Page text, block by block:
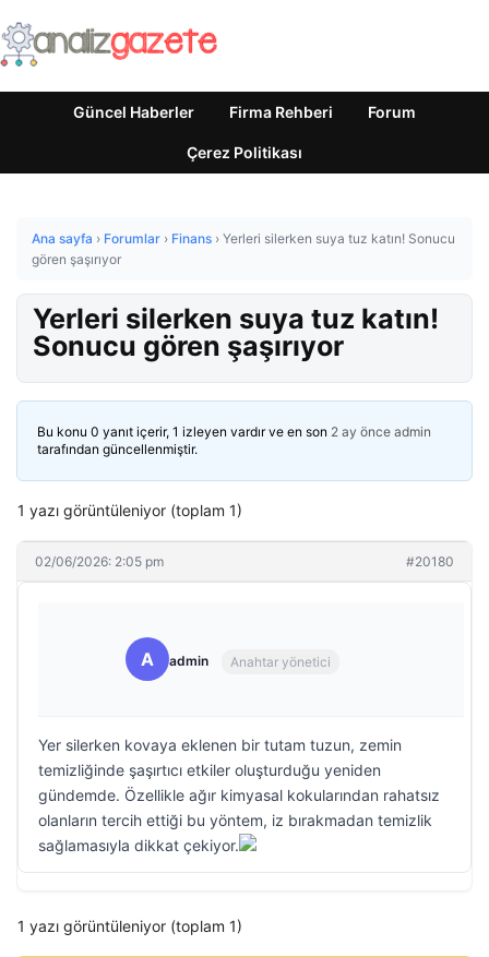
Güncel Haberler Firma Rehberi Forum
Çerez Politikası
Ana sayfa › Forumlar › Finans › Yerleri silerken suya tuz katın! Sonucu
gören şaşırıyor
Yerleri silerken suya tuz katın!
Sonucu gören şaşırıyor
Bu konu 0 yanıt içerir, 1 izleyen vardır ve en son 2 ay önce admin
tarafından güncellenmiştir.
1 yazı görüntüleniyor (toplam 1)
02/06/2026: 2:05 pm #20180
A admin Anahtar yönetici
Yer silerken kovaya eklenen bir tutam tuzun, zemin
temizliğinde şaşırtıcı etkiler oluşturduğu yeniden
gündemde. Özellikle ağır kimyasal kokularından rahatsız
olanların tercih ettiği bu yöntem, iz bırakmadan temizlik
sağlamasıyla dikkat çekiyor.
1 yazı görüntüleniyor (toplam 1)